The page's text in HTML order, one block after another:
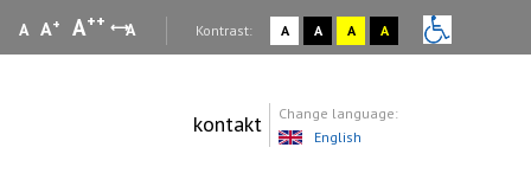
A A+ A++ A Kontrast: A A A A
kontakt
Change language:
English